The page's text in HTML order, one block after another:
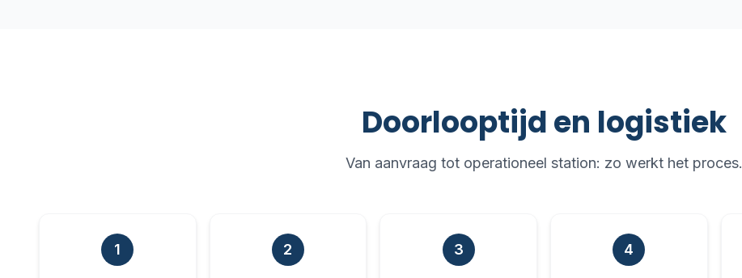
Doorlooptijd en logistiek
Van aanvraag tot operationeel station: zo werkt het proces.
1 2 3 4